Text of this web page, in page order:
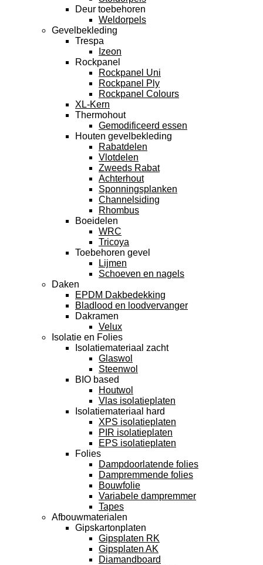
Deur toebehoren
Weldorpels
Gevelbekleding
Trespa
Izeon
Rockpanel
Rockpanel Uni
Rockpanel Ply
Rockpanel Colours
XL-Kern
Thermohout
Gemodificeerd essen
Houten gevelbekleding
Rabatdelen
Vlotdelen
Zweeds Rabat
Achterhout
Sponningsplanken
Channelsiding
Rhombus
Boeidelen
WRC
Tricoya
Toebehoren gevel
Lijmen
Schoeven en nagels
Daken
EPDM Dakbedekking
Bladlood en loodvervanger
Dakramen
Velux
Isolatie en Folies
Isolatiemateriaal zacht
Glaswol
Steenwol
BIO based
Houtwol
Vlas isolatieplaten
Isolatiemateriaal hard
XPS isolatieplaten
PIR isolatieplaten
EPS isolatieplaten
Folies
Dampdoorlatende folies
Dampremmende folies
Bouwfolie
Variabele dampremmer
Tapes
Afbouwmaterialen
Gipskartonplaten
Gipsplaten RK
Gipsplaten AK
Diamandboard